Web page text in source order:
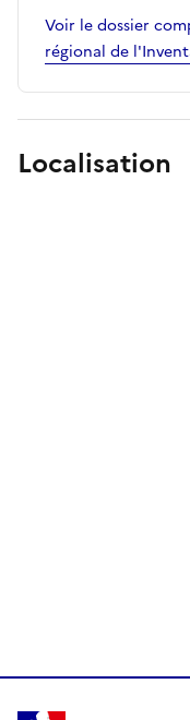
Voir le dossier
régional de
Localisation